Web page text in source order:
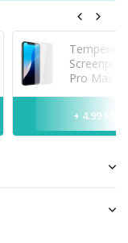
Tempered
Pro Max
+ 4.99